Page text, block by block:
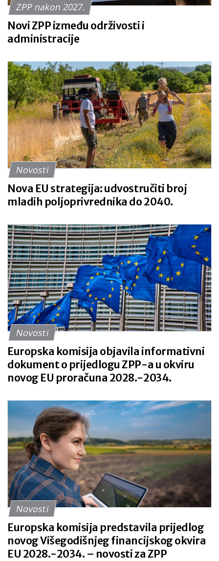
ZPP nakon 2027.
Novi ZPP između održivosti i
administracije
Novosti
Nova EU strategija: udvostručiti broj
mladih poljoprivrednika do 2040.
Novosti
Europska komisija objavila informativni
dokument o prijedlogu ZPP-a u okviru
novog EU proračuna 2028.-2034.
Novosti
Europska komisija predstavila prijedlog
novog Višegodišnjeg financijskog okvira
EU 2028.-2034. – novosti za ZPP